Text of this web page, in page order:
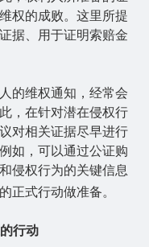
权的成败。这里所提
据、用于证明索赔金
的维权通知，经常会
，在针对潜在侵权行
对相关证据尽早进行
如，可以通过公证购
侵权行为的关键信息
正式行动做准备。
行动